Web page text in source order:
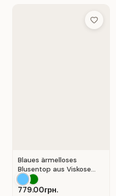
Add to
Blaues ärmelloses
Blusentop aus Viskose
mit V-Ausschnitt . Blau .
779.00грн.